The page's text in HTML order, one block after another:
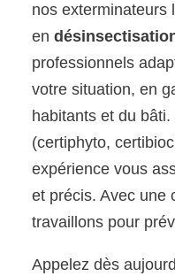
nos exterminateurs
en
professionnels
votre situation, en
habitants et du
(certiphyto,
expérience vous
et précis. Avec une
travaillons pour
Appelez dès